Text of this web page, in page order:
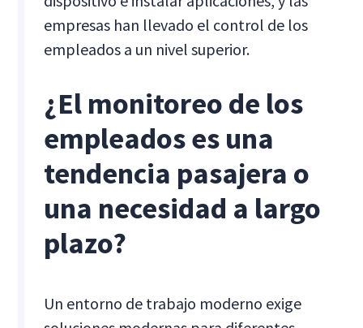
empresas han llevado el control de los
empleados a un nivel superior.
¿El monitoreo de los
empleados es una
tendencia pasajera o
una necesidad a largo
plazo?
Un entorno de trabajo moderno exige